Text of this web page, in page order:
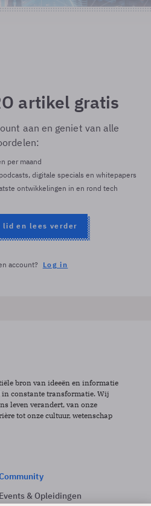
artikel gratis
aan en geniet van alle
per maand
digitale specials en whitepapers
ontwikkelingen in en rond tech
lid en lees verder
account? Log in
bron van ideeën en informatie
in constante transformatie. Wij
leven verandert, van onze
tot onze cultuur, wetenschap
Events & Opleidingen